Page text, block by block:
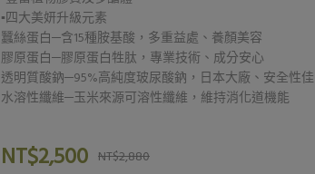
▪️四大美妍升級元素
蠶絲蛋白─含15種胺基酸，多重益處、養顏美容
膠原蛋白─膠原蛋白牲肽，專業技術、成分安心
透明質酸鈉─95%高純度玻尿酸鈉，日本大廠、安全性佳
水溶性纖維─玉米來源可溶性纖維，維持消化道機能
NT$2,500 NT$2,880